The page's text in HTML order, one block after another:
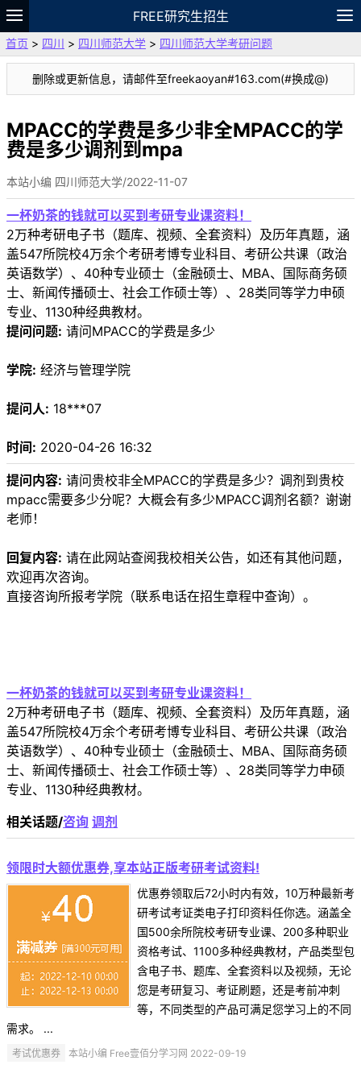
FREE研究生招生
题库
故事 专题 APP 笔记
论坛
VIP
资料
首页 > 四川 > 四川师范大学 > 四川师范大学考研问题
删除或更新信息，请邮件至freekaoyan#163.com(#换成@)
MPACC的学费是多少非全MPACC的学
费是多少调剂到mpa
本站小编 四川师范大学/2022-11-07
一杯奶茶的钱就可以买到考研专业课资料！
2万种考研电子书（题库、视频、全套资料）及历年真题，涵
盖547所院校4万余个考研考博专业科目、考研公共课（政治
英语数学）、40种专业硕士（金融硕士、MBA、国际商务硕
士、新闻传播硕士、社会工作硕士等）、28类同等学力申硕
专业、1130种经典教材。
提问问题: 请问MPACC的学费是多少
学院: 经济与管理学院
提问人: 18***07
时间: 2020-04-26 16:32
提问内容: 请问贵校非全MPACC的学费是多少？调剂到贵校
mpacc需要多少分呢？大概会有多少MPACC调剂名额？谢谢
老师！
回复内容: 请在此网站查阅我校相关公告，如还有其他问题，
欢迎再次咨询。
直接咨询所报考学院（联系电话在招生章程中查询）。
一杯奶茶的钱就可以买到考研专业课资料！
2万种考研电子书（题库、视频、全套资料）及历年真题，涵
盖547所院校4万余个考研考博专业科目、考研公共课（政治
英语数学）、40种专业硕士（金融硕士、MBA、国际商务硕
士、新闻传播硕士、社会工作硕士等）、28类同等学力申硕
专业、1130种经典教材。
相关话题/咨询 调剂
领限时大额优惠券,享本站正版考研考试资料!
优惠券领取后72小时内有效，10万种最新考
研考试考证类电子打印资料任你选。涵盖全
国500余所院校考研专业课、200多种职业
资格考试、1100多种经典教材，产品类型包
含电子书、题库、全套资料以及视频，无论
您是考研复习、考证刷题，还是考前冲刺
等，不同类型的产品可满足您学习上的不同
需求。 ...
考试优惠券 本站小编 Free壹佰分学习网 2022-09-19